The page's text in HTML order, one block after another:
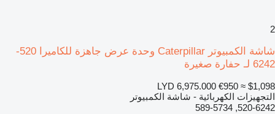
2
شاشة الكمبيوتر Caterpillar وحدة عرض جاهزة للكاميرا 520-
6242 لـ حفارة صغيرة
LYD 6,975.000 €950 ≈ $1,098
التجهيزات الكهربائية - شاشة الكمبيوتر
520-6242, 589-5734